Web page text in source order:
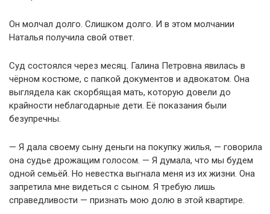
Он молчал долго. Слишком долго. И в этом молчании
Наталья получила свой ответ.
Суд состоялся через месяц. Галина Петровна явилась в
чёрном костюме, с папкой документов и адвокатом. Она
выглядела как скорбящая мать, которую довели до
крайности неблагодарные дети. Её показания были
безупречны.
— Я дала своему сыну деньги на покупку жилья, — говорила
она судье дрожащим голосом. — Я думала, что мы будем
одной семьёй. Но невестка выгнала меня из их жизни. Она
запретила мне видеться с сыном. Я требую лишь
справедливости — признать мою долю в этой квартире.